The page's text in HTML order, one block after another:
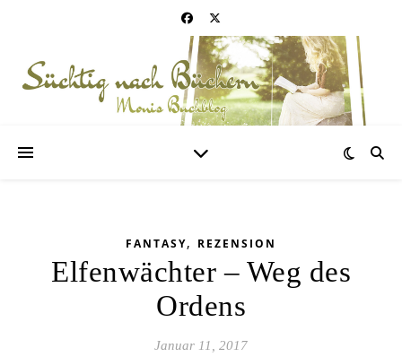
FANTASY, REZENSION
Elfenwächter – Weg des
Ordens
Januar 11, 2017